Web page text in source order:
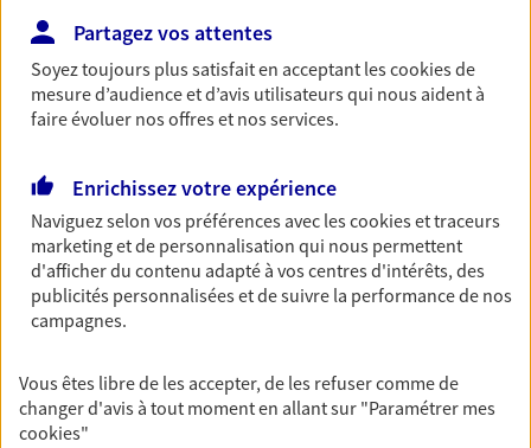
entreprises
bâtissons ensemble des solutions cohérentes pour
protéger votre activité, vos collaborateurs... mais aussi
Accompagner vos projets de
vie
Achat immobilier, installation, départ à la retraite…
Autant de moments de vie qui nécessitent des solutions
cohérent avec vos besoins
Partagez vos attentes
Soyez toujours plus satisfait en acceptant lescookiesde
mesure d’audience et d’avis utilisateurs qui nous aident à
faire évoluer nos offres et nos services.
Enrichissez votre expérience
Naviguez selon vos préférences avec lescookies et traceurs
marketing et de personnalisation qui nous permettent
d'afficher du contenu adapté à vos centres d'intérêts, des
publicités personnalisées et de suivre la performance de nos
campagnes.
Vous êtes libre de les accepter, de les refuser comme de
changer d'avis à tout moment en allant sur "Paramétrer mes
cookies"